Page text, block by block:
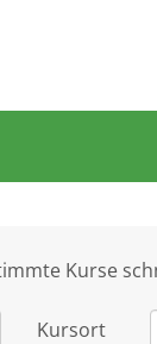
Kurse
Kursort